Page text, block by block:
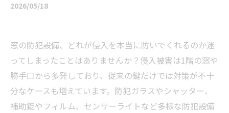
2026/05/18
窓の防犯設備、どれが侵入を本当に防いでくれるのか迷
ってしまったことはありませんか？侵入被害は1階の窓や
勝手口から多発しており、従来の鍵だけでは対策が不十
分なケースも増えています。防犯ガラスやシャッター、
補助錠やフィルム、センサーライトなど多様な防犯設備